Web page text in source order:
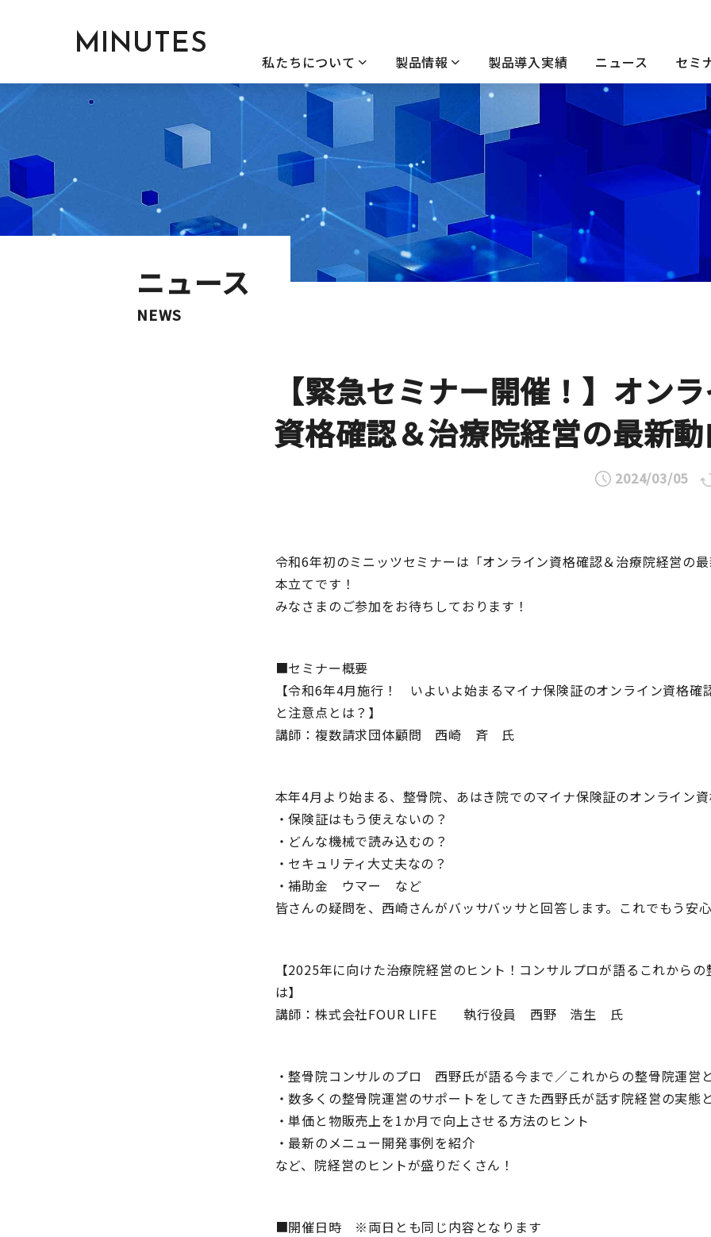
MINUTES
私たちについて 製品情報 製品導入実績 ニュース セミ
ニュース
NEWS
【緊急セミナー開催！】オン
資格確認＆治療院経営の最新
2024/03/05
令和6年初のミニッツセミナーは「オンライン資格確認＆治療院経営の
本立てです！
みなさまのご参加をお待ちしております！
■セミナー概要
【令和6年4月施行！ いよいよ始まるマイナ保険証のオンライン資格確
と注意点とは？】
講師：複数請求団体顧問 西崎 斉 氏
本年4月より始まる、整骨院、あはき院でのマイナ保険証のオンライン資
・保険証はもう使えないの？
・どんな機械で読み込むの？
・セキュリティ大丈夫なの？
・補助金 ウマー など
皆さんの疑問を、西崎さんがバッサバッサと回答します。これでもう安心
【2025年に向けた治療院経営のヒント！コンサルプロが語るこれからの
は】
講師：株式会社FOUR LIFE 執行役員 西野 浩生 氏
・整骨院コンサルのプロ 西野氏が語る今まで／これからの整骨院運営
・数多くの整骨院運営のサポートをしてきた西野氏が話す院経営の実態
・単価と物販売上を1か月で向上させる方法のヒント
・最新のメニュー開発事例を紹介
など、院経営のヒントが盛りだくさん！
■開催日時 ※両日とも同じ内容となります